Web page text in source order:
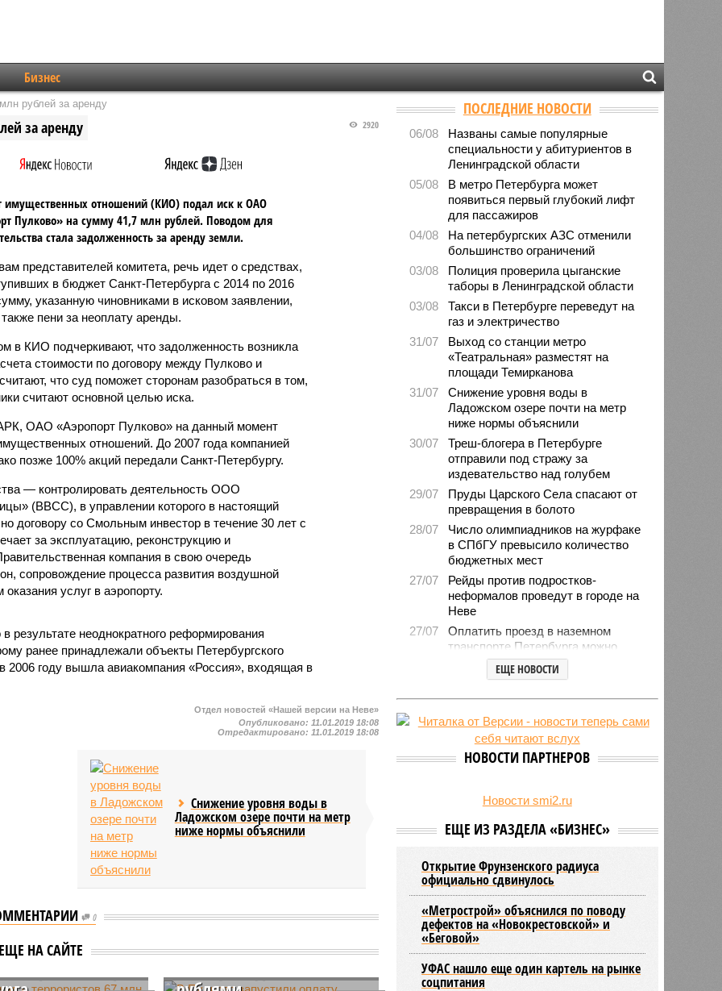
Бизнес
рублей за аренду
за аренду 2920
имущественных отношений (КИО) подал иск к ОАО
Пулково» на сумму 41,7 млн рублей. Поводом для
стала задолженность за аренду земли.
представителей комитета, речь идет о средствах,
в бюджет Санкт-Петербурга с 2014 по 2016
указанную чиновниками в исковом заявлении,
пени за неоплату аренды.
в КИО подчеркивают, что задолженность возникла
стоимости по договору между Пулково и
что суд поможет сторонам разобраться в том,
считают основной целью иска.
ОАО «Аэропорт Пулково» на данный момент
отношений. До 2007 года компанией
позже 100% акций передали Санкт-Петербургу.
— контролировать деятельность ООО
(ВВСС), в управлении которого в настоящий
договору со Смольным инвестор в течение 30 лет с
за эксплуатацию, реконструкцию и
компания в свою очередь
сопровождение процесса развития воздушной
услуг в аэропорту.
результате неоднократного реформирования
ранее принадлежали объекты Петербургского
2006 году вышла авиакомпания «Россия», входящая в
Отдел новостей «Нашей версии на Неве»
Опубликовано: 11.01.2019 18:08
Отредактировано: 11.01.2019 18:08
Снижение уровня воды в
Ладожском озере почти на метр
ниже нормы объяснили
0
ЕЩЕ НА САЙТЕ
с
67 млн
В Пулково запустили
ПОСЛЕДНИЕ НОВОСТИ
06/08
Названы самые популярные
специальности у абитуриентов в
Ленинградской области
05/08
В метро Петербурга может
появиться первый глубокий лифт
для пассажиров
04/08
На петербургских АЗС отменили
большинство ограничений
03/08
Полиция проверила цыганские
таборы в Ленинградской области
03/08
Такси в Петербурге переведут на
газ и электричество
31/07
Выход со станции метро
«Театральная» разместят на
площади Темирканова
31/07
Снижение уровня воды в
Ладожском озере почти на метр
ниже нормы объяснили
30/07
Треш-блогера в Петербурге
отправили под стражу за
издевательство над голубем
29/07
Пруды Царского Села спасают от
превращения в болото
28/07
Число олимпиадников на журфаке
в СПбГУ превысило количество
бюджетных мест
27/07
Рейды против подростков-
неформалов проведут в городе на
Неве
27/07
Оплатить проезд в наземном
транспорте Петербурга можно
будет по геолокации
Власти поручили сократить сроки
отключения горячей воды в
День ВМФ в Петербурге отметят
без главного военно-морского
парада и салюта
прав предложили ввести в
ЕЩЕ НОВОСТИ
НОВОСТИ ПАРТНЕРОВ
Новости smi2.ru
ЕЩЕ ИЗ РАЗДЕЛА «БИЗНЕС»
Открытие Фрунзенского радиуса
официально сдвинулось
«Метрострой» объяснился по поводу
дефектов на «Новокрестовской» и
«Беговой»
УФАС нашло еще один картель на рынке
соцпитания